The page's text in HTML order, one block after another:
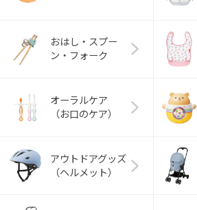
おはし・スプー
ン・フォーク
オーラルケア
（お口のケア）
アウトドアグッズ
（ヘルメット）